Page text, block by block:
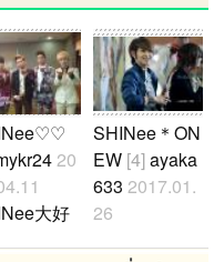
♡
20
大好
SHINee＊ON
EW [4]ayaka
633 2017.01.
26